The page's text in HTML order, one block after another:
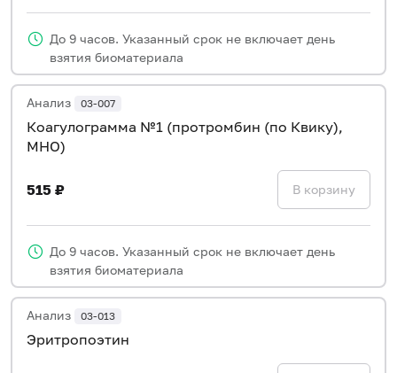
До 9 часов. Указанный срок не включает день
взятия биоматериала
Анализ 03-007
Коагулограмма №1 (протромбин (по Квику),
МНО)
515 ₽ В корзину
До 9 часов. Указанный срок не включает день
взятия биоматериала
Анализ 03-013
Эритропоэтин